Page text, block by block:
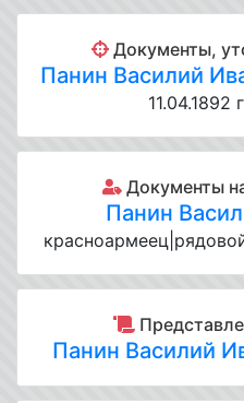
Документы,
Панин Василий
11.04.1892
Документы
Панин
Панин Василий